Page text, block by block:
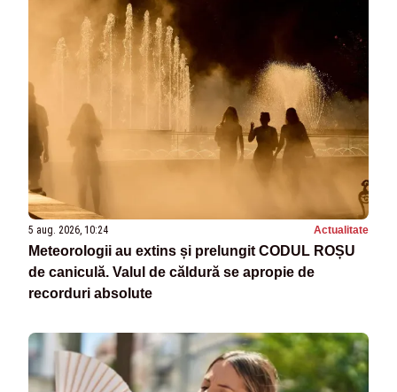
5 aug. 2026, 10:24 Actualitate
Meteorologii au extins și prelungit CODUL ROȘU
de caniculă. Valul de căldură se apropie de
recorduri absolute